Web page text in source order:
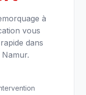
à
vous
dans